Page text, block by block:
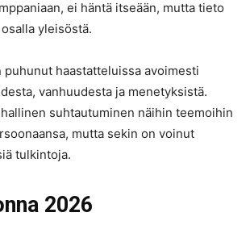
ei häntä itseään, mutta tieto
yleisöstä.
puhunut haastatteluissa avoimesti
vanhuudesta ja menetyksistä.
suhtautuminen näihin teemoihin
mutta sekin on voinut
tulkintoja.
2026